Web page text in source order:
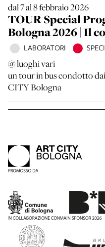
dal 7 al 8 febbraio 2026
TOUR Special
Bologna 2026 | Il
LABORATORI
@ luoghi vari
un tour in bus condotto
CITY Bologna